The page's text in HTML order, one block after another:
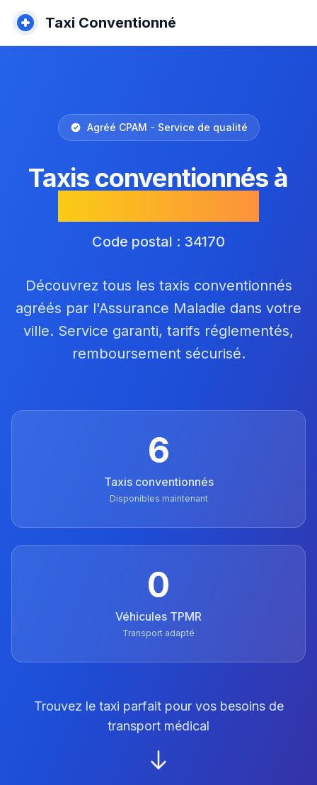
Taxi Conventionné
Agréé CPAM - Service de qualité
Taxis conventionnés à
Code postal : 34170
Découvrez tous les taxis conventionnés
agréés par l'Assurance Maladie dans votre
ville. Service garanti, tarifs réglementés,
remboursement sécurisé.
6
Taxis conventionnés
Disponibles maintenant
0
Véhicules TPMR
Transport adapté
Trouvez le taxi parfait pour vos besoins de
transport médical